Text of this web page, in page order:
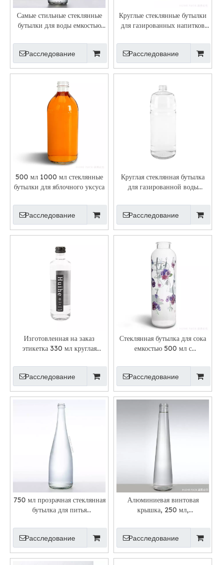
Самые стильные стеклянные
бутылки для воды емкостью
крышкой
Расследование
Круглые стеклянные бутылки
для газированных напитков
короной и винтовой отделкой
Расследование
500 мл 1000 мл стеклянные
бутылки для яблочного уксуса
Расследование
Круглая стеклянная бутылка
для газированной воды
горлышком
Расследование
Изготовленная на заказ
этикетка 330 мл круглая
газированной воды
Расследование
Стеклянная бутылка для сока
емкостью 500 мл с
пробковой пробкой
Расследование
750 мл прозрачная стеклянная
бутылка для питья
Расследование
Алюминиевая винтовая
крышка, 250 мл,
бутылка для газированной
воды
Расследование